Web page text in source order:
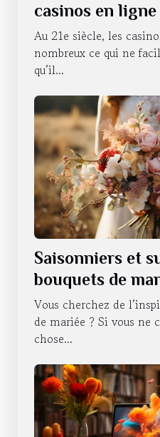
casinos en
lancer
Au 21e siècle, les
nombreux ce qui ne
qu’il...
Saisonniers et
bouquets de
battre votre
de l'année
Vous cherchez de
de mariée ? Si vous ne
chose...